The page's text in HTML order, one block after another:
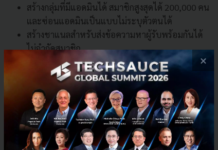
สร้างกลุ่มที่มีแอดมินได้ สมาชิกสูงสุดได้ 200,000 คน
และซ่อนแอดมินเป็นแบบไม่ระบุตัวตนได้
สร้างชาแนลสำหรับส่งข้อความหาผู้รับพร้อมกันได้
ไม่จำกัดสมาชิก
ส่งพิกัดแบบสดๆ ได้
ส่งวิดีโอคลิปสั้นๆ ได้เหมือนอัดเสียง
แบ่งแชตออกเป็นหมวดหมู่ได้
ตั้งค่าความเป็นส่วนตัวได้หลากหลาย ใครเห็นเบอร์
โทรได้บ้าง ใครเห็นรูปโปรไฟล์ได้บ้าง ใครเห็นเวลา
ออนไลน์ได้บ้าง เป็นต้น
สร้างธีมเองได้ มีโหมดมืดอัตโนมัติทั้งแบบตั้งเวลา
×